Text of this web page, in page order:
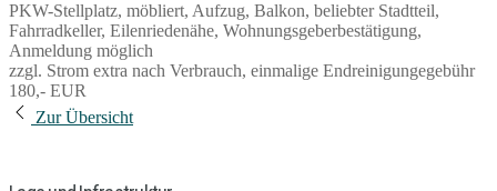
PKW-Stellplatz, möbliert, Aufzug, Balkon, beliebter Stadtteil,
Fahrradkeller, Eilenriedenähe, Wohnungsgeberbestätigung,
Anmeldung möglich
zzgl. Strom extra nach Verbrauch, einmalige Endreinigungegebühr
180,- EUR
Zur Übersicht